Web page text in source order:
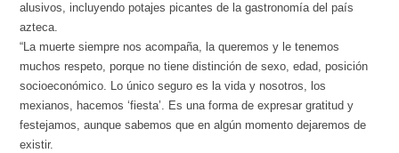
alusivos, incluyendo potajes picantes de la gastronomía del país
azteca.
“La muerte siempre nos acompaña, la queremos y le tenemos
muchos respeto, porque no tiene distinción de sexo, edad, posición
socioeconómico. Lo único seguro es la vida y nosotros, los
mexianos, hacemos ‘fiesta’. Es una forma de expresar gratitud y
festejamos, aunque sabemos que en algún momento dejaremos de
existir.